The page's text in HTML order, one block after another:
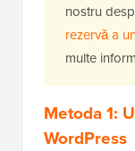
nostru
rezervă a
multe
Metoda 1:
WordPress